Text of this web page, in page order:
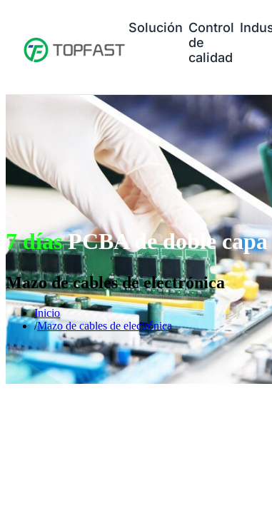
Solución Control
de
calidad
7 díasPCBA de doble
Mazo de cables de electrónica
Inicio
Mazo de cables de electrónica